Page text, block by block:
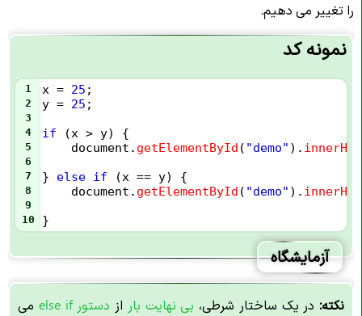
را تغییر می دهیم.
نمونه کد
1 x = 25 ;
2 y = 25 ;
3
4
if (x > y) {
5 document . getElementById ( "demo" ).
6
7
} else if (x == y) {
8 document . getElementById ( "demo" ).
9
10
}
آزمایشگاه
نکته: در یک ساختار شرطی، بی نهایت بار از دستور else if
می